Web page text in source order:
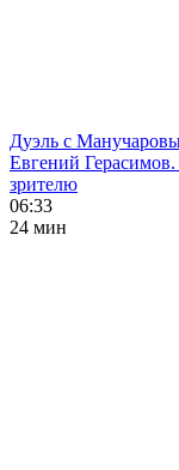
Дуэль с
Евгений
зрителю
06:33
24 мин